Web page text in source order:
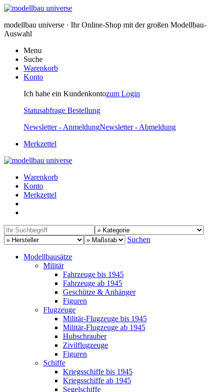
modellbau universe · Ihr Online-Shop mit der großen Modellbau-
Auswahl
Menu
Suche
Warenkorb
Konto
Ich habe ein Kundenkontozum Login
Statusabfrage Bestellung
Newsletter - AnmeldungNewsletter - Abmeldung
Merkzettel
Warenkorb
Konto
Merkzettel
Suchen
Modellbausätze
Militär
Fahrzeuge bis 1945
Fahrzeuge ab 1945
Geschütze & Anhänger
Figuren
Flugzeuge
Militär-Flugzeuge bis 1945
Militär-Flugzeuge ab 1945
Hubschrauber
Zivilflugzeuge
Figuren
Schiffe
Kriegsschiffe bis 1945
Kriegsschiffe ab 1945
Segelschiffe